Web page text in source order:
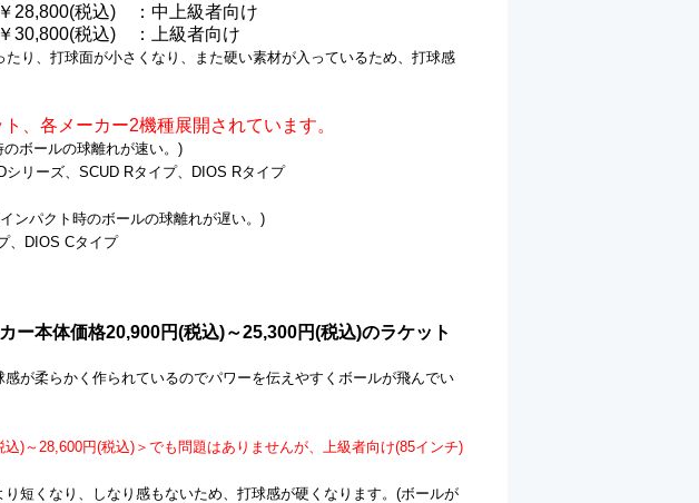
28,800(税込) ：中上級者向け
30,800(税込) ：上級者向け
り、打球面が小さくなり、また硬い素材が入っているため、打球感
、各メーカー2機種展開されています。
のボールの球離れが速い。)
リーズ、SCUD Rタイプ、DIOS Rタイプ
ンパクト時のボールの球離れが遅い。)
、DIOS Cタイプ
ー本体価格20,900円(税込)～25,300円(税込)のラケット
が柔らかく作られているのでパワーを伝えやすくボールが飛んでい
)～28,600円(税込)＞でも問題はありませんが、上級者向け(85インチ)
短くなり、しなり感もないため、打球感が硬くなります。(ボールが